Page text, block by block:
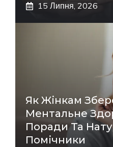
15 Липня, 2026
Як Жінкам
Ментальне
Поради Та
Помічники